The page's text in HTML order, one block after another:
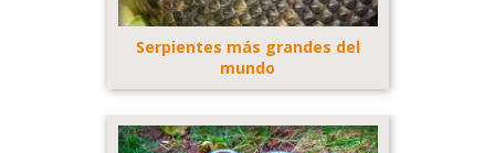
Serpientes más grandes del
mundo